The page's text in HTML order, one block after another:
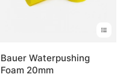
Bauer Waterpushing
Foam 20mm